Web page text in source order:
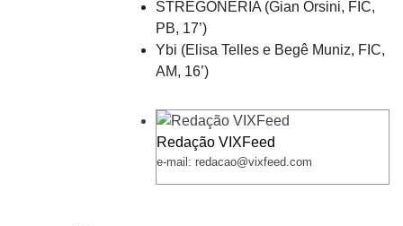
STREGONERIA (Gian Orsini, FIC,
PB, 17’)
Ybi (Elisa Telles e Begê Muniz, FIC,
AM, 16’)
Redação VIXFeed
e-mail: redacao@vixfeed.com